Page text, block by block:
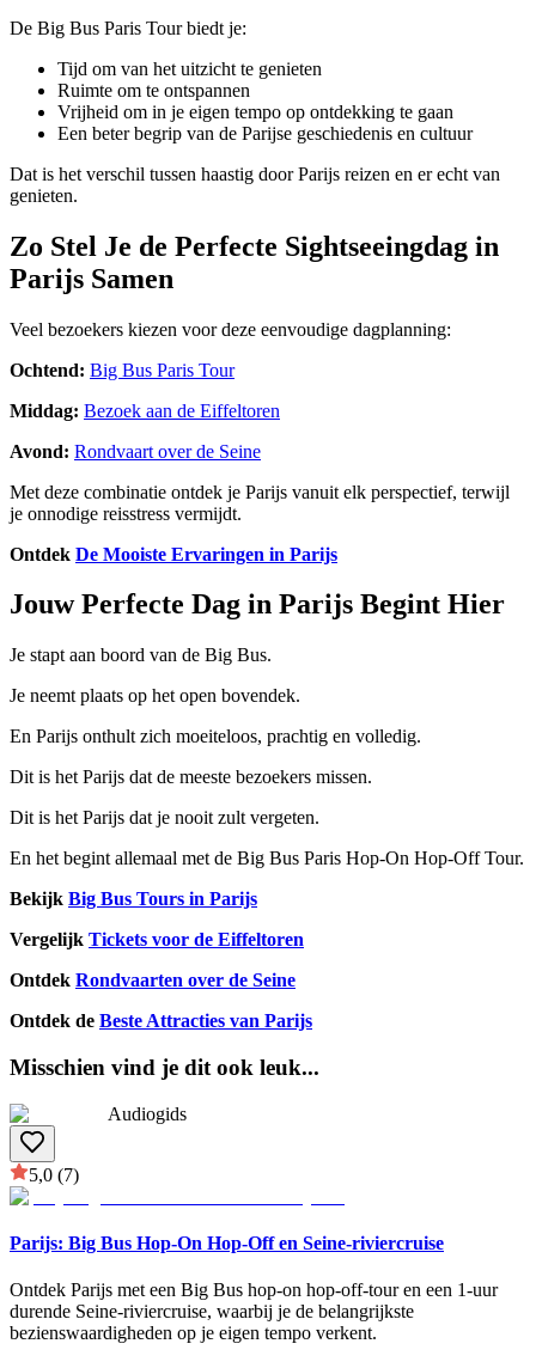
De Big Bus Paris Tour biedt je:
Tijd om van het uitzicht te genieten
Ruimte om te ontspannen
Vrijheid om in je eigen tempo op ontdekking te gaan
Een beter begrip van de Parijse geschiedenis en cultuur
Dat is het verschil tussen haastig door Parijs reizen en er echt van
genieten.
Zo Stel Je de Perfecte Sightseeingdag in
Parijs Samen
Veel bezoekers kiezen voor deze eenvoudige dagplanning:
Ochtend: Big Bus Paris Tour
Middag: Bezoek aan de Eiffeltoren
Avond: Rondvaart over de Seine
Met deze combinatie ontdek je Parijs vanuit elk perspectief, terwijl
je onnodige reisstress vermijdt.
Ontdek De Mooiste Ervaringen in Parijs
Jouw Perfecte Dag in Parijs Begint Hier
Je stapt aan boord van de Big Bus.
Je neemt plaats op het open bovendek.
En Parijs onthult zich moeiteloos, prachtig en volledig.
Dit is het Parijs dat de meeste bezoekers missen.
Dit is het Parijs dat je nooit zult vergeten.
En het begint allemaal met de Big Bus Paris Hop-On Hop-Off Tour.
Bekijk Big Bus Tours in Parijs
Vergelijk Tickets voor de Eiffeltoren
Ontdek Rondvaarten over de Seine
Ontdek de Beste Attracties van Parijs
Misschien vind je dit ook leuk...
Audiogids
5,0 (7)
Parijs: Big Bus Hop-On Hop-Off en Seine-riviercruise
Ontdek Parijs met een Big Bus hop-on hop-off-tour en een 1-uur
durende Seine-riviercruise, waarbij je de belangrijkste
bezienswaardigheden op je eigen tempo verkent.